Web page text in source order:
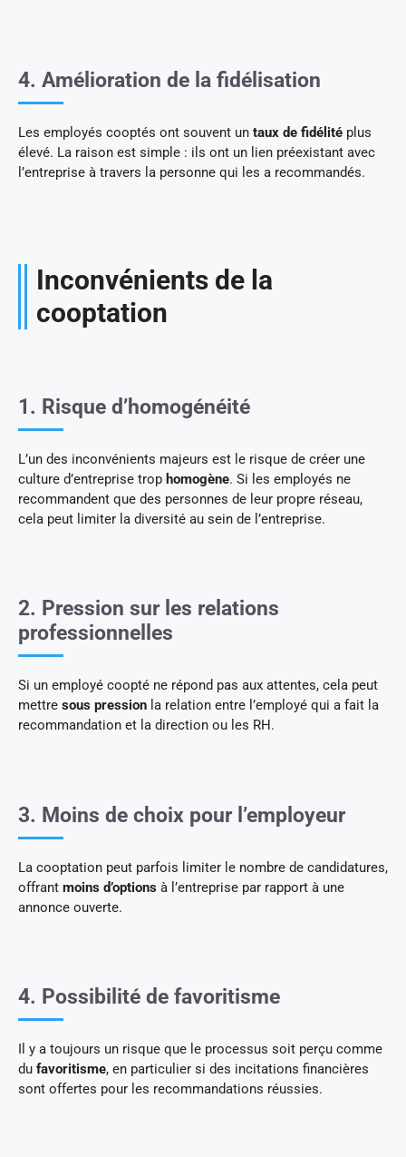
4. Amélioration de la fidélisation
Les employés cooptés ont souvent un taux de fidélité plus
élevé. La raison est simple : ils ont un lien préexistant avec
l’entreprise à travers la personne qui les a recommandés.
Inconvénients de la
cooptation
1. Risque d’homogénéité
L’un des inconvénients majeurs est le risque de créer une
culture d’entreprise trop homogène. Si les employés ne
recommandent que des personnes de leur propre réseau,
cela peut limiter la diversité au sein de l’entreprise.
2. Pression sur les relations
professionnelles
Si un employé coopté ne répond pas aux attentes, cela peut
mettre sous pression la relation entre l’employé qui a fait la
recommandation et la direction ou les RH.
3. Moins de choix pour l’employeur
La cooptation peut parfois limiter le nombre de candidatures,
offrant moins d’options à l’entreprise par rapport à une
annonce ouverte.
4. Possibilité de favoritisme
Il y a toujours un risque que le processus soit perçu comme
du favoritisme, en particulier si des incitations financières
sont offertes pour les recommandations réussies.